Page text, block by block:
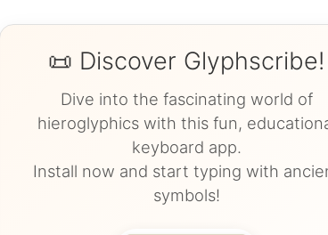
📜 Discover Glyphscribe!
Dive into the fascinating world of
hieroglyphics with this fun,
keyboard app.
Install now and start typing with
symbols!